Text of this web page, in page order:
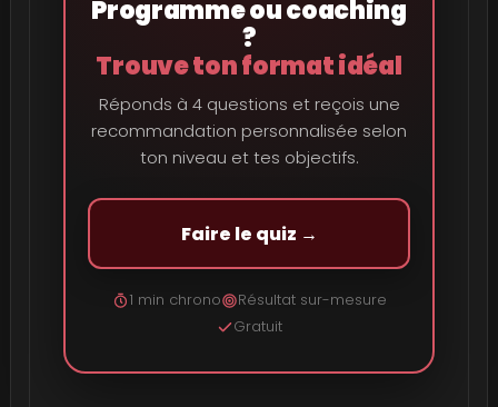
Programme ou coaching
?
Trouve ton format idéal
Réponds à 4 questions et reçois une
recommandation personnalisée selon
ton niveau et tes objectifs.
Faire le quiz →
1 min chrono
Résultat sur-mesure
Gratuit